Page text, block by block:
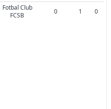
Fotbal Club
FCSB
0 1 0